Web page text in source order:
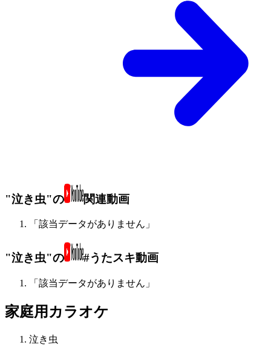
"泣き虫"の 関連動画
「該当データがありません」
"泣き虫"の #うたスキ動画
「該当データがありません」
家庭用カラオケ
泣き虫